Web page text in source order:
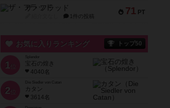
71 PT
ザ・フラッド
1件の投稿
お気に入りランキング トップ50
1 位
宝石の煌き
4040名
2 位
Die Siedler von Catan
カタン
3614名